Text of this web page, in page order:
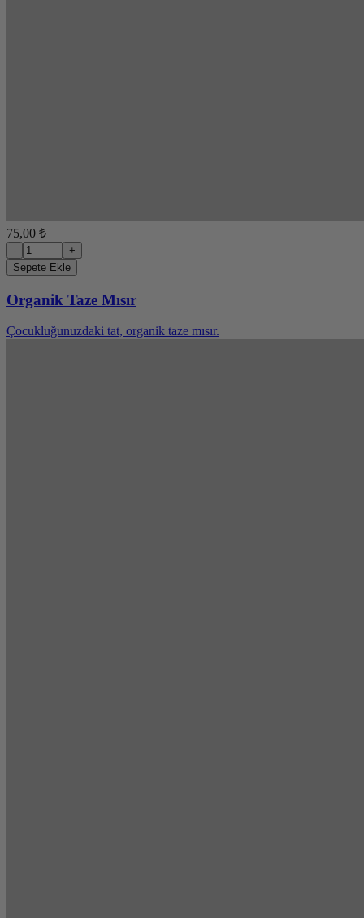
75,00 ₺
-
+
Sepete Ekle
Organik Taze Mısır
Çocukluğunuzdaki tat, organik taze mısır.